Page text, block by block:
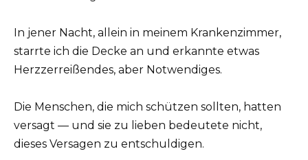
In jener Nacht, allein in meinem Krankenzimmer,
starrte ich die Decke an und erkannte etwas
Herzzerreißendes, aber Notwendiges.
Die Menschen, die mich schützen sollten, hatten
versagt — und sie zu lieben bedeutete nicht,
dieses Versagen zu entschuldigen.